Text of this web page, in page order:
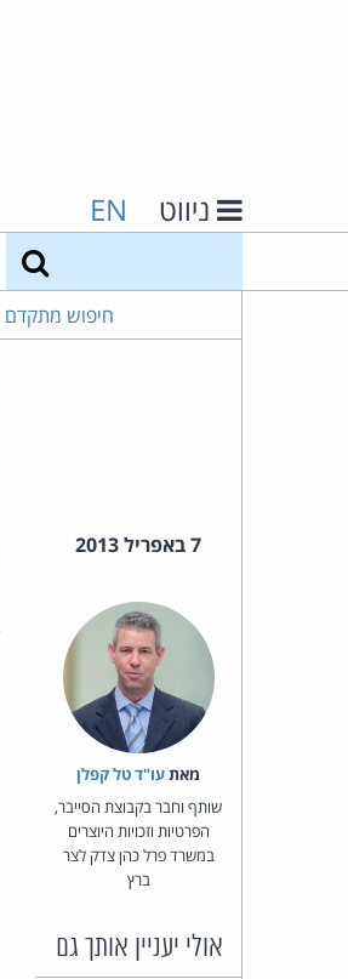
ניווט EN
חיפוש מתקדם
7 באפריל 2013
מאת‏עו"ד טל קפלן
שותף וחבר בקבוצת הסייבר,
הפרטיות וזכויות היוצרים
במשרד פרל כהן צדק לצר
ברץ
אולי יעניין אותך גם